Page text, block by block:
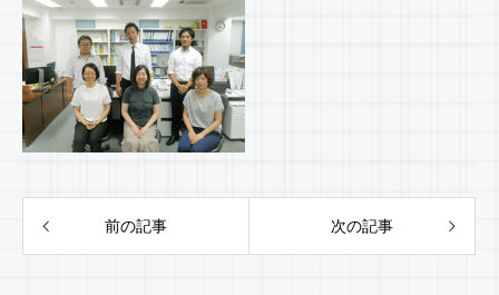
前の記事 次の記事